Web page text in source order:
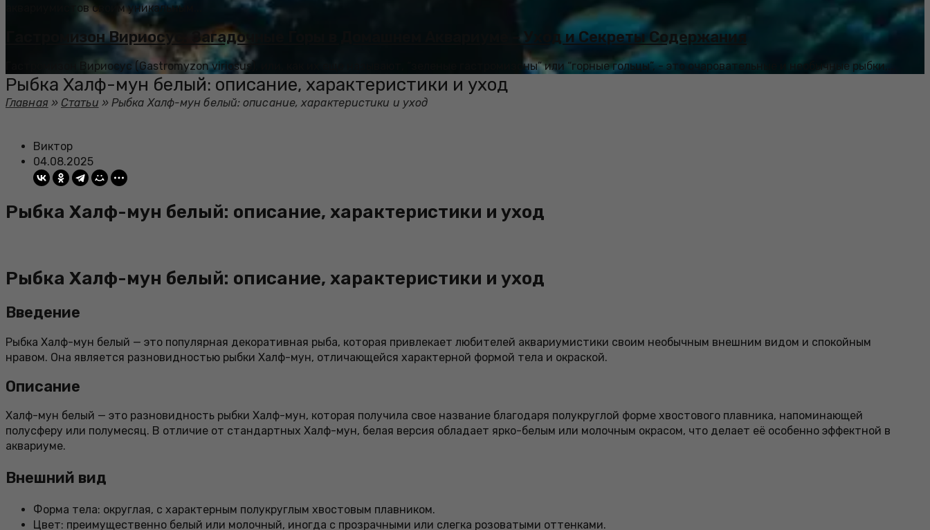
аквариумистов своим уникальным...
Гастромизон Вириосус: Загадочные Горы в Домашнем Аквариуме – Уход и Секреты Содержания
Гастромизон Вириосус (Gastromyzon viriosus), или, как их еще называют, “зеленые гастромизоны” или “горные гольцы”, - это очаровательные и необычные рыбки,...
Рыбка Халф-мун белый: описание, характеристики и уход
Главная » Статьи » Рыбка Халф-мун белый: описание, характеристики и уход
Виктор
04.08.2025
Рыбка Халф-мун белый: описание, характеристики и уход
Рыбка Халф-мун белый: описание, характеристики и уход
Введение
Рыбка Халф-мун белый — это популярная декоративная рыба, которая привлекает любителей аквариумистики своим необычным внешним видом и спокойным
нравом. Она является разновидностью рыбки Халф-мун, отличающейся характерной формой тела и окраской.
Описание
Халф-мун белый — это разновидность рыбки Халф-мун, которая получила свое название благодаря полукруглой форме хвостового плавника, напоминающей
полусферу или полумесяц. В отличие от стандартных Халф-мун, белая версия обладает ярко-белым или молочным окрасом, что делает её особенно эффектной в
аквариуме.
Внешний вид
Форма тела: округлая, с характерным полукруглым хвостовым плавником.
Цвет: преимущественно белый или молочный, иногда с прозрачными или слегка розоватыми оттенками.